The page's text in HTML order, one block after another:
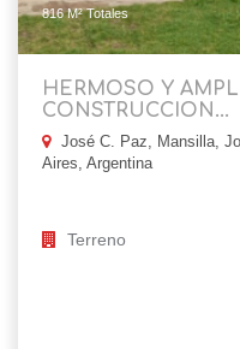
816 M² Totales
HERMOSO Y
CONSTRUCCION...
José C. Paz, Mansilla,
Aires, Argentina
Terreno